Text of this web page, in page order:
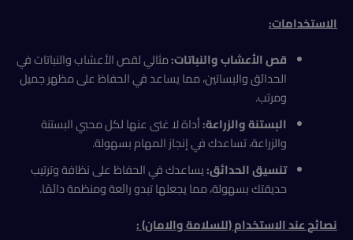
الاستخدامات:
قص الأعشاب والنباتات:مثالي لقص الأعشاب والنباتات في
الحدائق والبساتين، مما يساعد في الحفاظ على مظهر جميل
ومرتب.
البستنة والزراعة:أداة لا غنى عنها لكل محبي البستنة
والزراعة، تساعدك في إنجاز المهام بسهولة.
تنسيق الحدائق:يساعدك في الحفاظ على نظافة وترتيب
حديقتك بسهولة، مما يجعلها تبدو رائعة ومنظمة دائمًا.
نصائح عند الاستخدام (للسلامة والامان) :